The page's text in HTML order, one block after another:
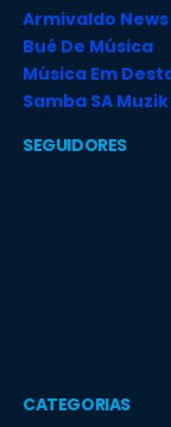
Armivaldo News
Bué De Música
Música Em
Samba SA Muzik
SEGUIDORES
CATEGORIAS